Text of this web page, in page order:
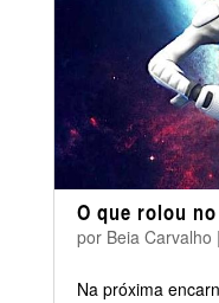
O que rolou
por Beia Carvalho |
Na próxima